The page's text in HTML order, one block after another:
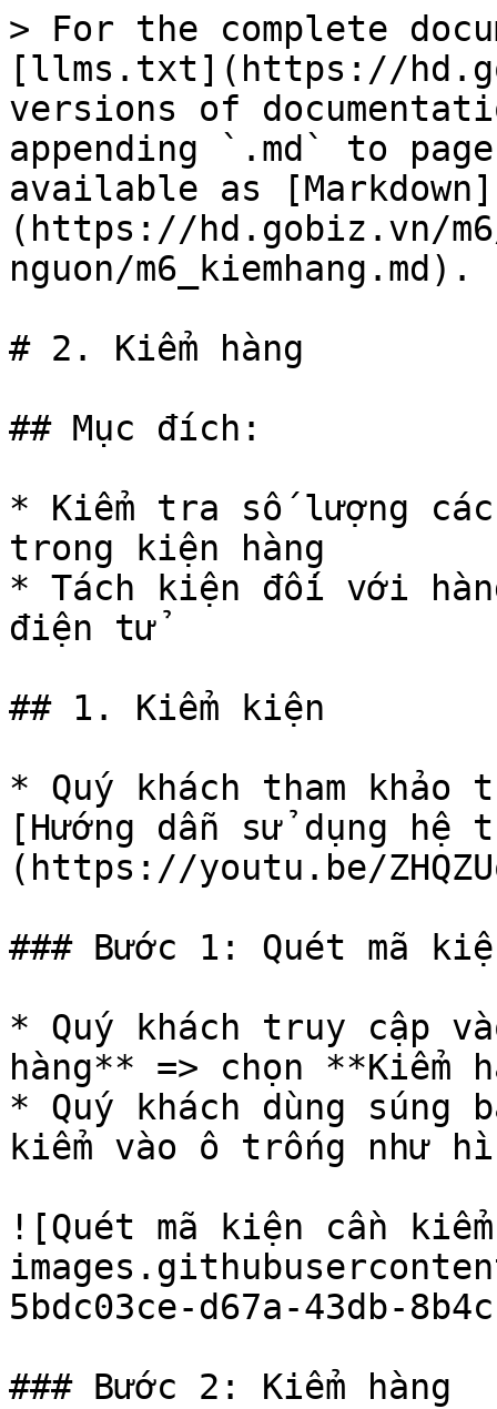
> For the complete
[llms.txt](https://
versions of
appending `.md` to
available as [Markdown]
(https://hd.gobiz.vn/
nguon/m6_kiemhang.md).
# 2. Kiểm hàng
## Mục đích:
* Kiểm tra số lượng các
trong kiện hàng
* Tách kiện đối với
điện tử
## 1. Kiểm kiện
* Quý khách tham khảo
[Hướng dẫn sử dụng hệ
(https://youtu.be/
### Bước 1: Quét mã
* Quý khách truy cập
hàng** => chọn **Kiểm
* Quý khách dùng súng
kiểm vào ô trống như
![Quét mã kiện cần
5bdc03ce-d67a-43db-
### Bước 2: Kiểm hàng